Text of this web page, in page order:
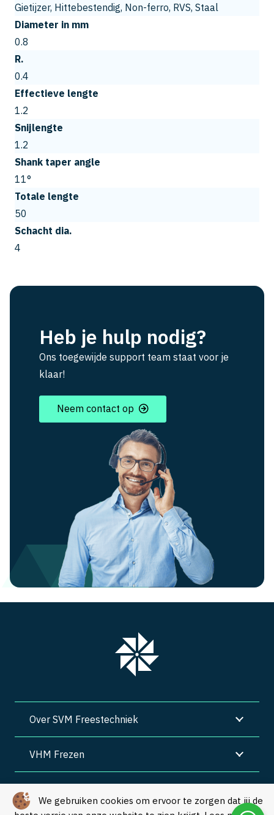
We gebruiken cookies om ervoor te zorgen dat jij de
Gietijzer, Hittebestendig, Non-ferro, RVS, Staal
Diameter in mm
0.8
R.
0.4
Effectieve lengte
1.2
Snijlengte
1.2
Shank taper angle
11°
Totale lengte
50
Schacht dia.
4
Heb je hulp nodig?
Ons toegewijde support team staat voor je
klaar!
Neem contact op
Over SVM Freestechniek
VHM Frezen